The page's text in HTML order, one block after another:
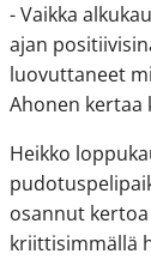
- Vaikka
ajan
luovuttaneet
Ahonen kertaa
Heikko
osannut
kriittisimmällä